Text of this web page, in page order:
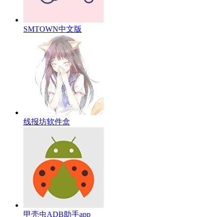
SMTOWN中文版
线报坊软件盒
甲壳虫ADB助手app